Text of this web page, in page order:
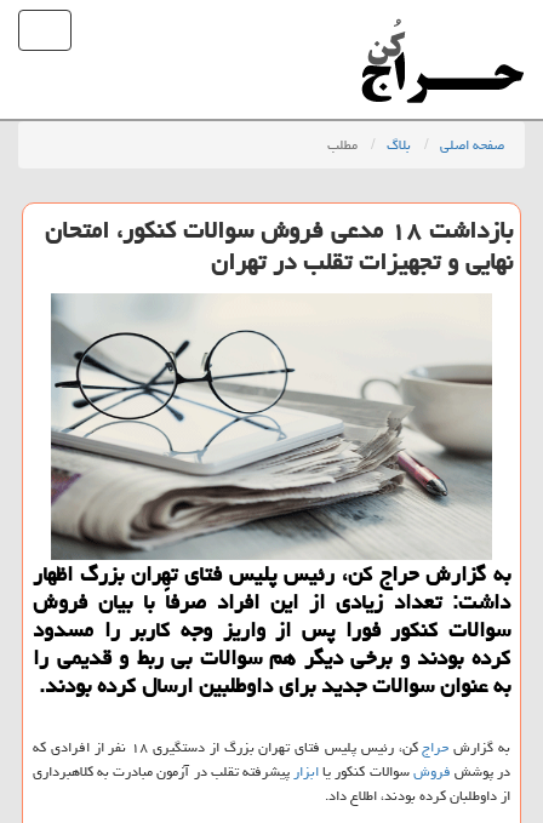
صفحه اصلی بلاگ مطلب
بازداشت ۱۸ مدعی فروش سوالات کنکور، امتحان
نهایی و تجهیزات تقلب در تهران
به گزارش حراج کن، رئیس پلیس فتای تهران بزرگ اظهار
داشت: تعداد زیادی از این افراد صرفاً با بیان فروش
سوالات کنکور فورا پس از واریز وجه کاربر را مسدود
کرده بودند و برخی دیگر هم سوالات بی ربط و قدیمی را
به عنوان سوالات جدید برای داوطلبین ارسال کرده بودند.
به گزارشحراج
کن، رئیس پلیس فتای تهران بزرگ از دستگیری ۱۸ نفر از افرادی که
در پوششفروشسوالات کنکور یاابزارپیشرفته تقلب در آزمون مبادرت به کلاهبرداری
از داوطلبان کرده بودند، اطلاع داد.